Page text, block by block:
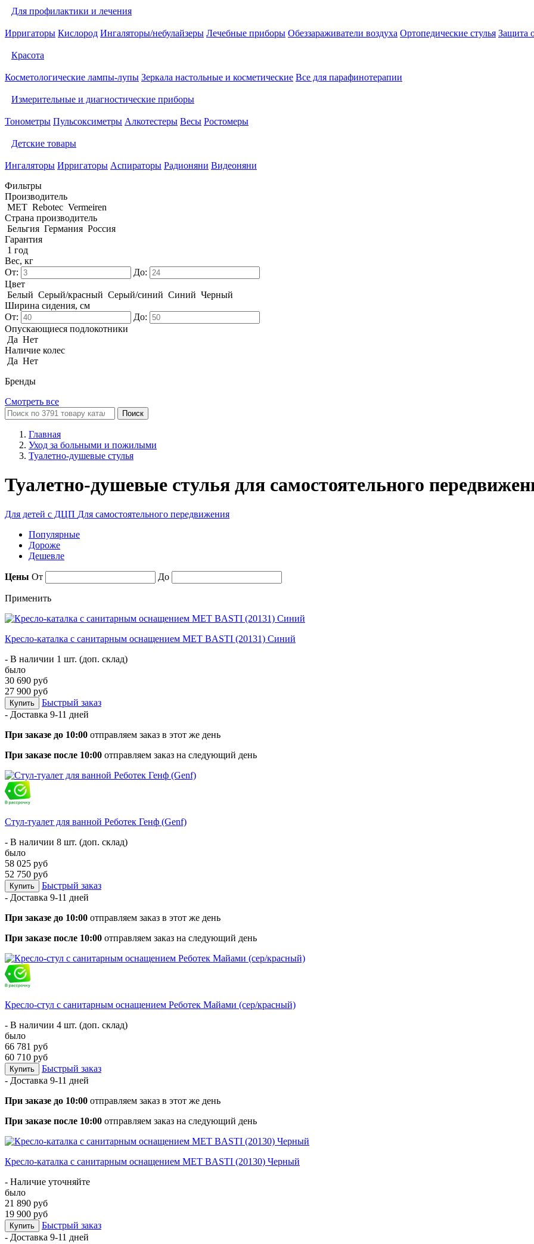
Для профилактики и лечения
Ирригаторы Кислород Ингаляторы/небулайзеры Лечебные приборы Обеззараживатели воздуха Ортопедические стулья Защита
Красота
Косметологические лампы-лупы Зеркала настольные и косметические Все для парафинотерапии
Измерительные и диагностические приборы
Тонометры Пульсоксиметры Алкотестеры Весы Ростомеры
Детские товары
Ингаляторы Ирригаторы Аспираторы Радионяни Видеоняни
Фильтры
Производитель
MET Rebotec Vermeiren
Страна производитель
Бельгия Германия Россия
Гарантия
1 год
Вес, кг
От:
До:
Цвет
Белый Серый/красный Серый/синий Синий Черный
Ширина сидения, см
От:
До:
Опускающиеся подлокотники
Да Нет
Наличие колес
Да Нет
Бренды
Смотреть все
Поиск
Главная
Уход за больными и пожилыми
Туалетно-душевые стулья
Туалетно-душевые стулья для самостоятельного
Для детей с ДЦП Для самостоятельного передвижения
Популярные
Дороже
Дешевле
Цены От До
Применить
Кресло-каталка с санитарным оснащением MET BASTI (20131) Синий
- В наличии 1 шт. (доп. склад)
было
30 690 руб
27 900 руб
Купить
Быстрый заказ
- Доставка 9-11 дней
При заказе до 10:00 отправляем заказ в этот же день
При заказе после 10:00 отправляем заказ на следующий день
Стул-туалет для ванной Реботек Генф (Genf)
- В наличии 8 шт. (доп. склад)
было
58 025 руб
52 750 руб
Купить
Быстрый заказ
- Доставка 9-11 дней
При заказе до 10:00 отправляем заказ в этот же день
При заказе после 10:00 отправляем заказ на следующий день
Кресло-стул с санитарным оснащением Реботек Майами (сер/красный)
- В наличии 4 шт. (доп. склад)
было
66 781 руб
60 710 руб
Купить
Быстрый заказ
- Доставка 9-11 дней
При заказе до 10:00 отправляем заказ в этот же день
При заказе после 10:00 отправляем заказ на следующий день
Кресло-каталка с санитарным оснащением MET BASTI (20130) Черный
- Наличие уточняйте
было
21 890 руб
19 900 руб
Купить
Быстрый заказ
- Доставка 9-11 дней